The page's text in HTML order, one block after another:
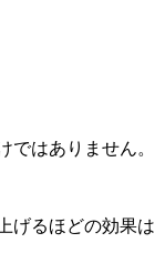
はありません。
げるほどの効果は